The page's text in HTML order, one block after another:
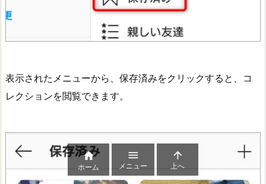
表示されたメニューから、保存済みをクリックすると、コ
レクションを閲覧できます。

ホーム

メニュー

上へ